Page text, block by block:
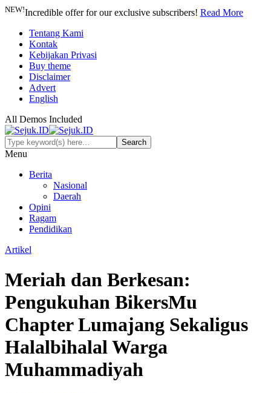
NEW!Incredible offer for our exclusive subscribers! Read More
Tentang Kami
Kontak
Kebijakan Privasi
Buy theme
Disclaimer
Advert
English
All Demos Included
Menu
Berita
Nasional
Daerah
Opini
Ragam
Pendidikan
Artikel
Meriah dan Berkesan:
Pengukuhan BikersMu
Chapter Lumajang Sekaligus
Halalbihalal Warga
Muhammadiyah